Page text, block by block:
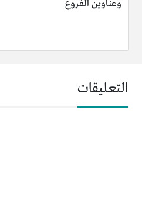
وعناوين الفروع
التعليقات